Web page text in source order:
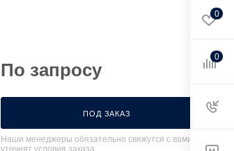
По запросу
ПОД ЗАКАЗ
Наши менеджеры обязательно свяжутся с вами и
уточнят условия заказа
0
0